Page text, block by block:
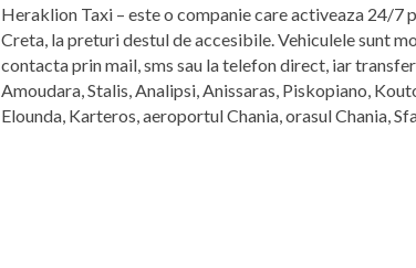
Heraklion Taxi – este o companie care activeaza 24/7
Creta, la preturi destul de accesibile. Vehiculele sunt
contacta prin mail, sms sau la telefon direct, iar
Amoudara, Stalis, Analipsi, Anissaras, Piskopiano,
Elounda, Karteros, aeroportul Chania, orasul Chania,